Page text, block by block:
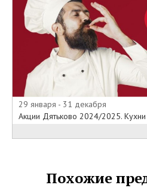
29 января - 31 декабря
Акции Дятьково 2024/2025.
Похожие